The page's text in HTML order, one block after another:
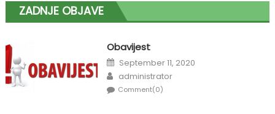
ZADNJE OBJAVE
Obavijest
Posted
on
September 11, 2020
Author
administrator
Comment(0)